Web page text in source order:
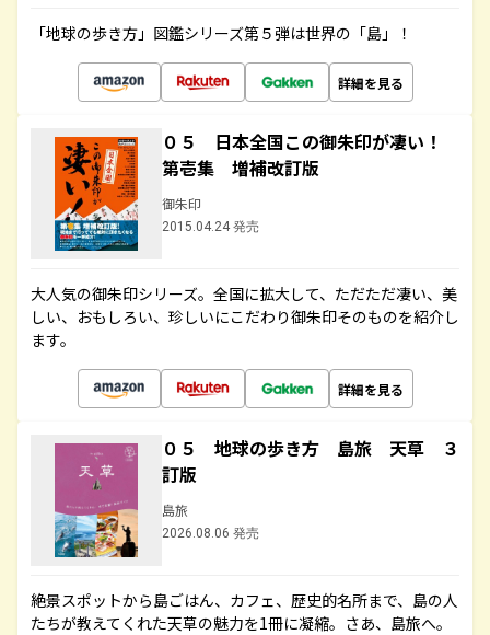
「地球の歩き方」図鑑シリーズ第５弾は世界の「島」！
詳細を見る
０５ 日本全国この御朱印が凄い！
第壱集 増補改訂版
御朱印
2015.04.24 発売
大人気の御朱印シリーズ。全国に拡大して、ただただ凄い、美
しい、おもしろい、珍しいにこだわり御朱印そのものを紹介し
ます。
詳細を見る
０５ 地球の歩き方 島旅 天草 ３
訂版
島旅
2026.08.06 発売
絶景スポットから島ごはん、カフェ、歴史的名所まで、島の人
たちが教えてくれた天草の魅力を1冊に凝縮。さあ、島旅へ。